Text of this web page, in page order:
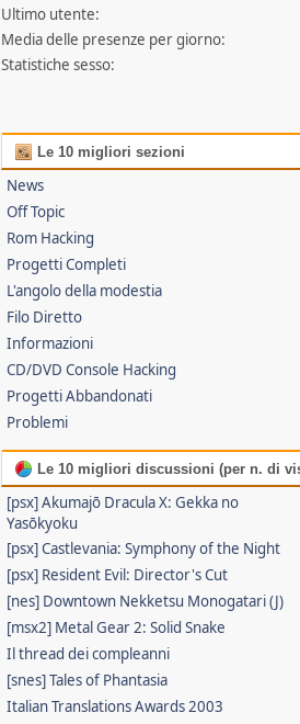
Ultimo utente:
Media delle presenze per giorno:
Statistiche sesso:
Le 10 migliori sezioni
News
Off Topic
Rom Hacking
Progetti Completi
L'angolo della modestia
Filo Diretto
Informazioni
CD/DVD Console Hacking
Progetti Abbandonati
Problemi
Le 10 migliori discussioni (per n. di
[psx] Akumajō Dracula X: Gekka no
Yasōkyoku
[psx] Castlevania: Symphony of the Night
[psx] Resident Evil: Director's Cut
[nes] Downtown Nekketsu Monogatari (J)
[msx2] Metal Gear 2: Solid Snake
Il thread dei compleanni
[snes] Tales of Phantasia
Italian Translations Awards 2003